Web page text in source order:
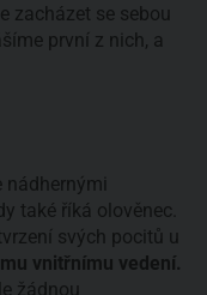
zacházet se sebou
první z nich, a
nádhernými
také říká olověnec.
svých pocitů u
vnitřnímu vedení.
žádnou